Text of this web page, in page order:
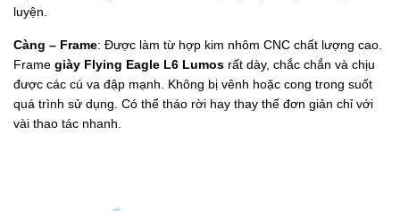
luyện.
Càng – Frame: Được làm từ hợp kim nhôm CNC chất lượng cao.
Frame giày Flying Eagle L6 Lumos rất dày, chắc chắn và chịu
được các cú va đập mạnh. Không bị vênh hoặc cong trong suốt
quá trình sử dụng. Có thể tháo rời hay thay thế đơn giản chỉ với
vài thao tác nhanh.